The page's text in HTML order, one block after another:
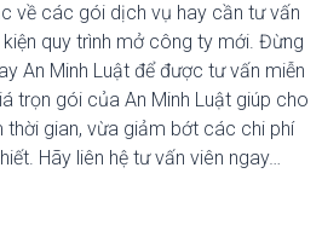
về các gói dịch vụ hay cần tư vấn
quy trình mở công ty mới. Đừng
An Minh Luật để được tư vấn miễn
trọn gói của An Minh Luật giúp cho
thời gian, vừa giảm bớt các chi phí
Hãy liên hệ tư vấn viên ngay…